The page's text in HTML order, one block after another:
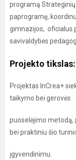
programą
paprogramę,
gimnazijos, oficialus
savivaldybės
Projekto tikslas:
Projektas InCrea+
taikymo bei gerovės
puoselėjimo
bei praktiniu šio
įgyvendinimu.